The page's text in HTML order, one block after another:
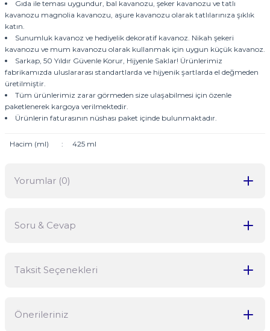
Gıda ile teması uygundur, bal kavanozu, şeker kavanozu ve tatlı
kavanozu magnolia kavanozu, aşure kavanozu olarak tatlılarınıza şıklık
katın.
Sunumluk kavanoz ve hediyelik dekoratif kavanoz. Nikah şekeri
kavanozu ve mum kavanozu olarak kullanmak için uygun küçük kavanoz.
Sarkap, 50 Yıldır Güvenle Korur, Hijyenle Saklar! Ürünlerimiz
fabrikamızda uluslararası standartlarda ve hijyenik şartlarda el değmeden
üretilmiştir.
Tüm ürünlerimiz zarar görmeden size ulaşabilmesi için özenle
paketlenerek kargoya verilmektedir.
Ürünlerin faturasının nüshası paket içinde bulunmaktadır.
Hacim (ml) : 425 ml
Yorumlar (0)
Soru & Cevap
Taksit Seçenekleri
Önerileriniz